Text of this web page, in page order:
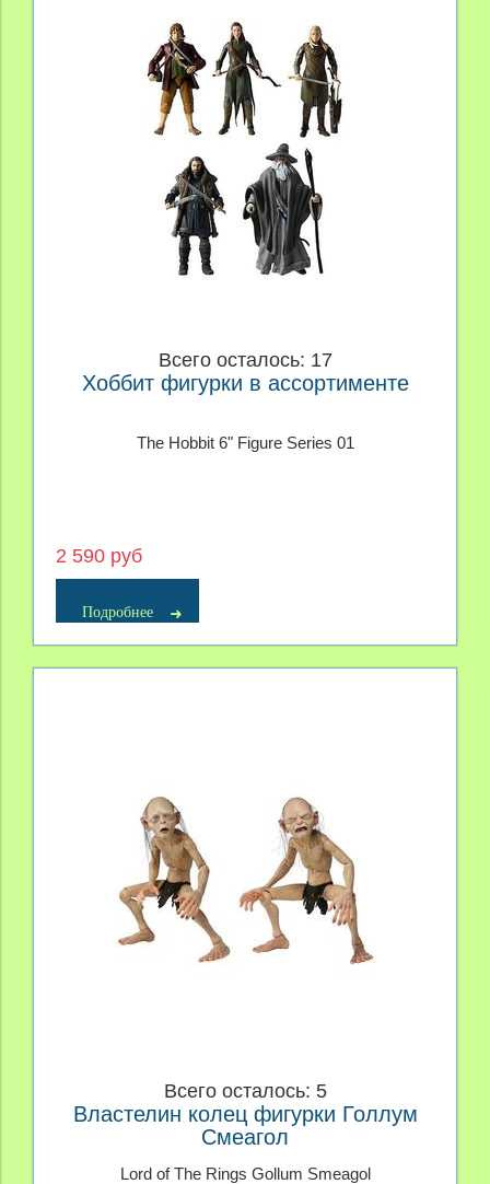
Всего осталось: 17
Хоббит фигурки в ассортименте
The Hobbit 6" Figure Series 01
2 590 руб
Подробнее
Всего осталось: 5
Властелин колец фигурки Голлум
Смеагол
Lord of The Rings Gollum Smeagol